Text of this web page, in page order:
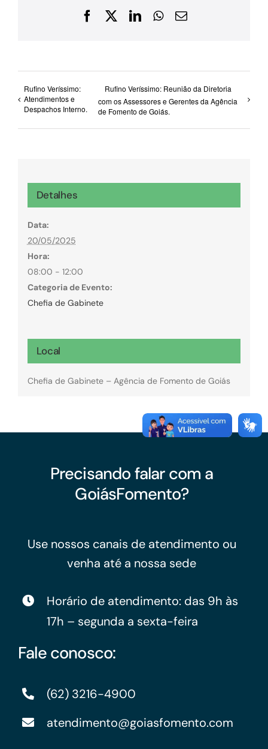
Facebook
X LinkedInWhatsApp
E-
Rufino Veríssimo:
Atendimentos e
Despachos Interno.
Rufino Veríssimo: Reunião da Diretoria
com os Assessores e Gerentes da Agência
de Fomento de Goiás.
Detalhes
Data:
20/05/2025
Hora:
08:00 - 12:00
Categoria de Evento:
Chefia de Gabinete
Local
Chefia de Gabinete – Agência de Fomento de Goiás
Precisando falar com a
GoiásFomento?
Use nossos canais de atendimento ou
venha até a nossa sede
Horário de atendimento: das 9h às
17h – segunda a sexta-feira
Fale conosco:
(62) 3216-4900
atendimento@goiasfomento.com